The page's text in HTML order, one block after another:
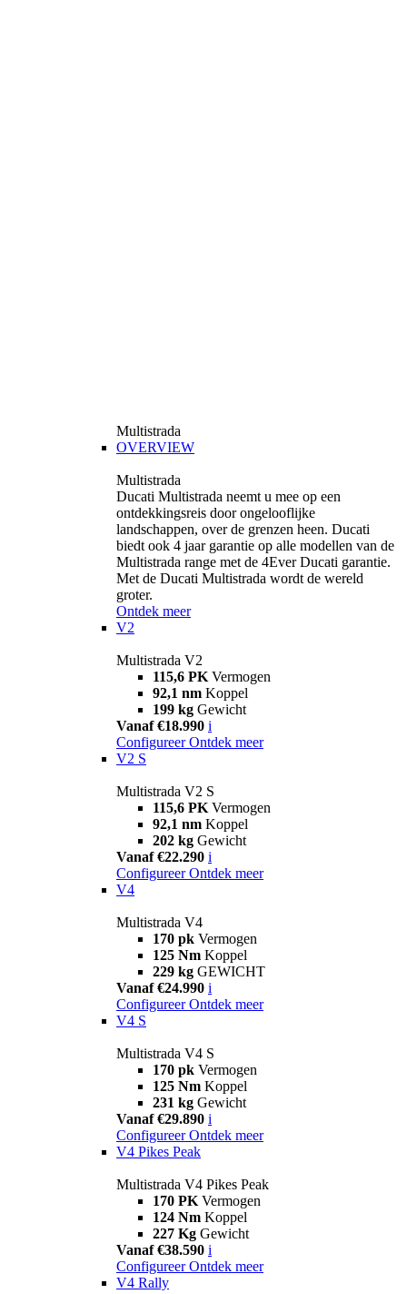
Multistrada
OVERVIEW
Multistrada
Ducati Multistrada neemt u mee op een
ontdekkingsreis door ongelooflijke
landschappen, over de grenzen heen. Ducati
biedt ook 4 jaar garantie op alle modellen van de
Multistrada range met de 4Ever Ducati garantie.
Met de Ducati Multistrada wordt de wereld
groter.
Ontdek meer
V2
Multistrada V2
115,6 PK Vermogen
92,1 nm Koppel
199 kg Gewicht
Vanaf €18.990 i
Configureer Ontdek meer
V2 S
Multistrada V2 S
115,6 PK Vermogen
92,1 nm Koppel
202 kg Gewicht
Vanaf €22.290 i
Configureer Ontdek meer
V4
Multistrada V4
170 pk Vermogen
125 Nm Koppel
229 kg GEWICHT
Vanaf €24.990 i
Configureer Ontdek meer
V4 S
Multistrada V4 S
170 pk Vermogen
125 Nm Koppel
231 kg Gewicht
Vanaf €29.890 i
Configureer Ontdek meer
V4 Pikes Peak
Multistrada V4 Pikes Peak
170 PK Vermogen
124 Nm Koppel
227 Kg Gewicht
Vanaf €38.590 i
Configureer Ontdek meer
V4 Rally